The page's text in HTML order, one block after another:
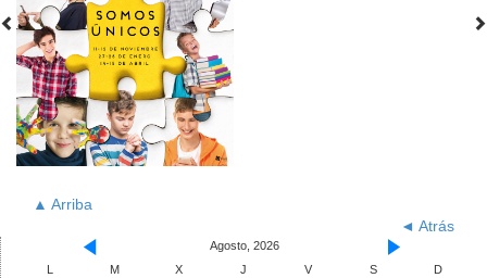
▲ Arriba
◄ Atrás
Agosto, 2026
M X J V S D